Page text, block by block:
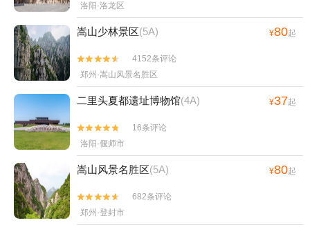
洛阳·洛龙区
嵩山少林景区(5A) ¥80起


4152条评论
郑州·嵩山风景名胜区
二里头夏都遗址博物馆(4A) ¥37起


16条评论
洛阳·偃师市
嵩山风景名胜区(5A) ¥80起


682条评论
郑州·登封市